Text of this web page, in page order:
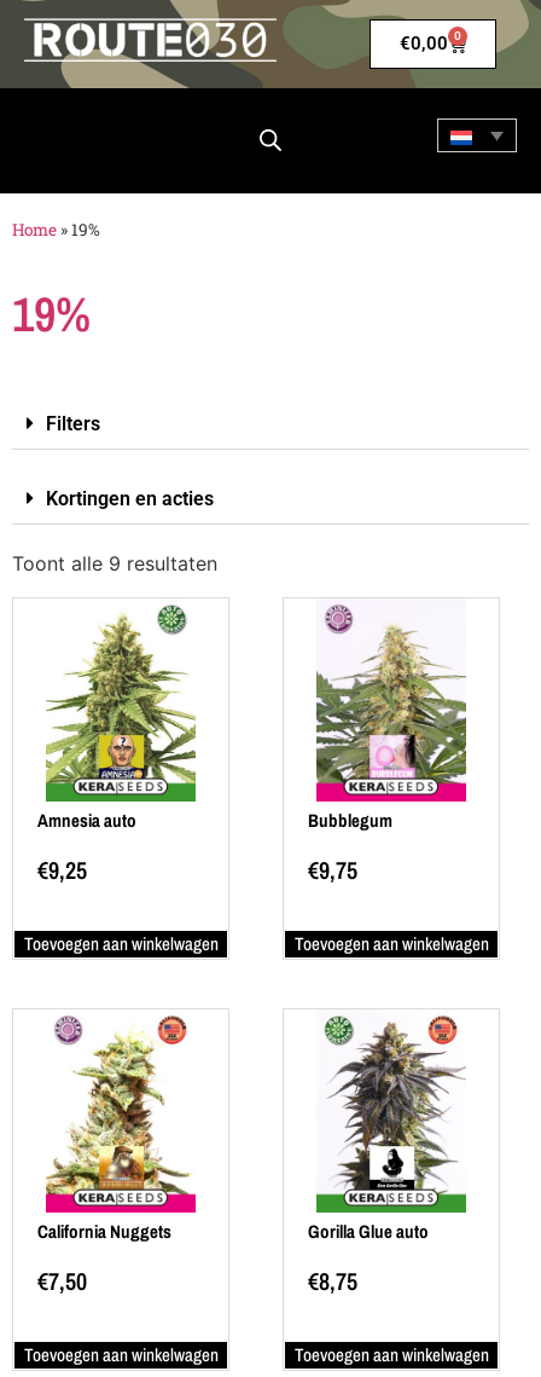
€0,00 0
Home »19%
19%
Filters
Kortingen en acties
Toont alle 9 resultaten
Amnesia auto
€9,25
Toevoegen aan winkelwagen
Bubblegum
€9,75
Toevoegen aan winkelwagen
California Nuggets
€7,50
Toevoegen aan winkelwagen
Gorilla Glue auto
€8,75
Toevoegen aan winkelwagen